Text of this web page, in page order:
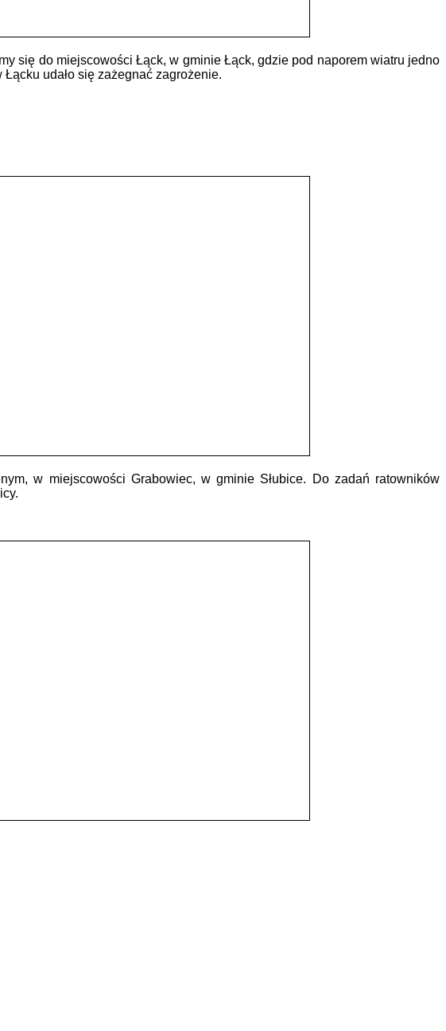
się do miejscowości Łąck, w gminie Łąck, gdzie pod naporem wiatru jedno
udało się zażegnać zagrożenie.
w miejscowości Grabowiec, w gminie Słubice. Do zadań ratowników